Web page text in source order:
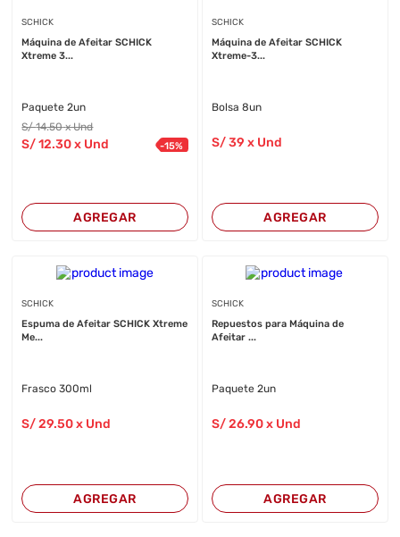
SCHICK
Máquina de Afeitar SCHICK
Xtreme 3...
Paquete 2un
S/14.50 x Und
S/12.30 x Und -15%
AGREGAR
SCHICK
Máquina de Afeitar SCHICK
Xtreme-3...
Bolsa 8un
S/39 x Und
AGREGAR
SCHICK
Espuma de Afeitar SCHICK Xtreme
Me...
Frasco 300ml
S/29.50 x Und
AGREGAR
SCHICK
Repuestos para Máquina de
Afeitar ...
Paquete 2un
S/26.90x Und
AGREGAR